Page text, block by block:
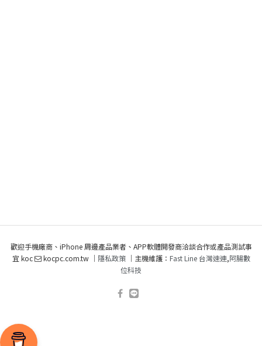
歡迎手機廠商、iPhone 周邊產品業者、APP軟體開發商洽談合作或產品測試事
宜 koc
kocpc.com.tw ｜ 隱私政策｜主機維護： Fast Line 台灣速連,阿腸數
位科技